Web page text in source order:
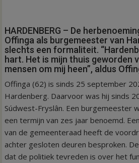
HARDENBERG – De
Offinga als burgemeester van
slechts een formaliteit.
hart. Het is mijn thuis geworden
mensen om mij heen”, aldus
Offinga (62) is sinds 25 september
Hardenberg. Daarvoor was hij sinds
Súdwest-Fryslân. Een burgemeester
een termijn van zes jaar benoemd.
van de gemeenteraad heeft de
achter gesloten deuren besproken.
dat de politiek tevreden is over het